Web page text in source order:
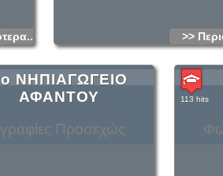
>>
Προσεχώς
ΝΗΠΙΑΓΩΓΕΙΟ
ΑΦΑΝΤΟΥ
113 hits